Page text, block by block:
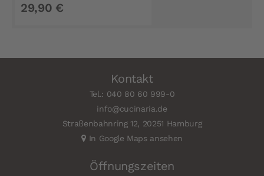
29,90 €
Kontakt
Tel.: 040 80 60 999-0
info@cucinaria.de
Straßenbahnring 12, 20251 Hamburg
In Google Maps ansehen
Öffnungszeiten